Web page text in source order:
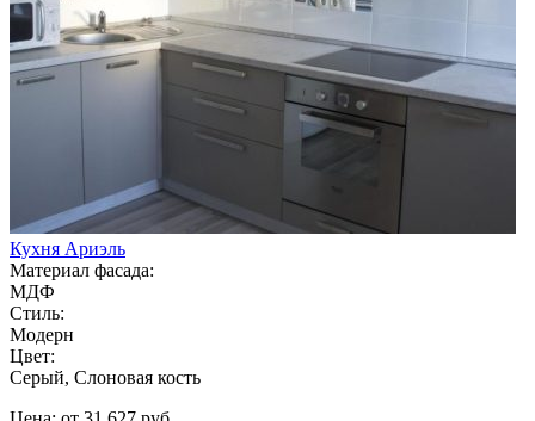
Кухня Ариэль
Материал фасада:
МДФ
Стиль:
Модерн
Цвет:
Серый, Слоновая кость